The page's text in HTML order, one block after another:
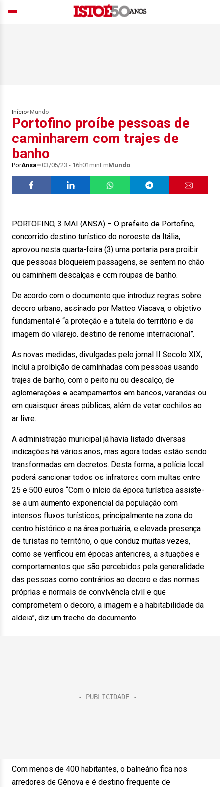
Início> Mundo
Portofino proíbe pessoas de
caminharem com trajes de
banho
PorAnsa 03/05/23 - 16h01minEmMundo
PORTOFINO, 3 MAI (ANSA) – O prefeito de Portofino,
concorrido destino turístico do noroeste da Itália,
aprovou nesta quarta-feira (3) uma portaria para proibir
que pessoas bloqueiem passagens, se sentem no chão
ou caminhem descalças e com roupas de banho.
De acordo com o documento que introduz regras sobre
decoro urbano, assinado por Matteo Viacava, o objetivo
fundamental é “a proteção e a tutela do território e da
imagem do vilarejo, destino de renome internacional”.
As novas medidas, divulgadas pelo jornal II Secolo XIX,
inclui a proibição de caminhadas com pessoas usando
trajes de banho, com o peito nu ou descalço, de
aglomerações e acampamentos em bancos, varandas ou
em quaisquer áreas públicas, além de vetar cochilos ao
ar livre.
A administração municipal já havia listado diversas
indicações há vários anos, mas agora todas estão sendo
transformadas em decretos. Desta forma, a polícia local
poderá sancionar todos os infratores com multas entre
25 e 500 euros “Com o início da época turística assiste-
se a um aumento exponencial da população com
intensos fluxos turísticos, principalmente na zona do
centro histórico e na área portuária, e elevada presença
de turistas no território, o que conduz muitas vezes,
como se verificou em épocas anteriores, a situações e
comportamentos que são percebidos pela generalidade
das pessoas como contrários ao decoro e das normas
próprias e normais de convivência civil e que
comprometem o decoro, a imagem e a habitabilidade da
aldeia”, diz um trecho do documento.
Com menos de 400 habitantes, o balneário fica nos
arredores de Gênova e é destino frequente de